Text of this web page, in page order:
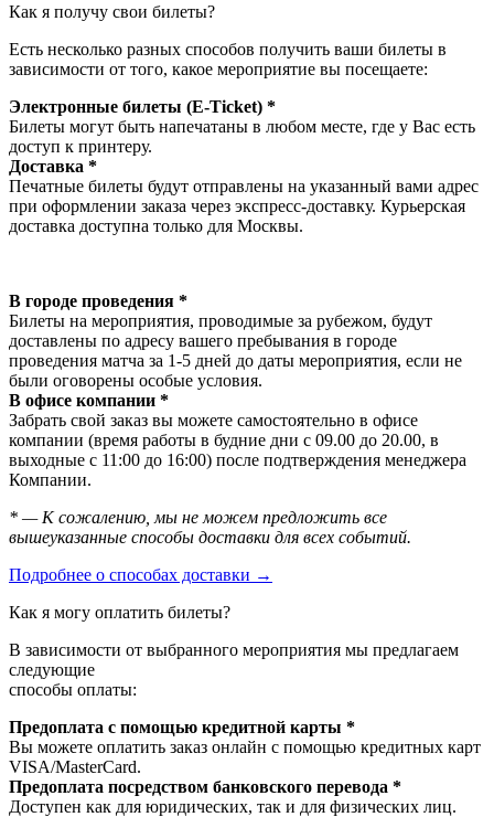
Как я получу свои билеты?
Есть несколько разных способов получить ваши билеты в
зависимости от того, какое мероприятие вы посещаете:
Электронные билеты (E-Ticket) *
Билеты могут быть напечатаны в любом месте, где у Вас есть
доступ к принтеру.
Доставка *
Печатные билеты будут отправлены на указанный вами адрес
при оформлении заказа через экспресс-доставку. Курьерская
доставка доступна только для Москвы.
В городе проведения *
Билеты на мероприятия, проводимые за рубежом, будут
доставлены по адресу вашего пребывания в городе
проведения матча за 1-5 дней до даты мероприятия, если не
были оговорены особые условия.
В офисе компании *
Забрать свой заказ вы можете самостоятельно в офисе
компании (время работы в будние дни с 09.00 до 20.00, в
выходные с 11:00 до 16:00) после подтверждения менеджера
Компании.
* — К сожалению, мы не можем предложить все
вышеуказанные способы доставки для всех событий.
Подробнее о способах доставки →
Как я могу оплатить билеты?
В зависимости от выбранного мероприятия мы предлагаем
следующие
способы оплаты:
Предоплата с помощью кредитной карты *
Вы можете оплатить заказ онлайн с помощью кредитных карт
VISA/MasterСard.
Предоплата посредством банковского перевода *
Доступен как для юридических, так и для физических лиц.